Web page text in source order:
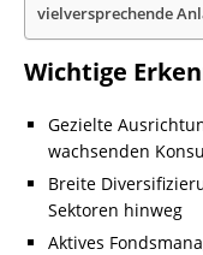
vielversprechende
Wichtige
Gezielte
wachsenden
Breite
Sektoren hinweg
Aktives